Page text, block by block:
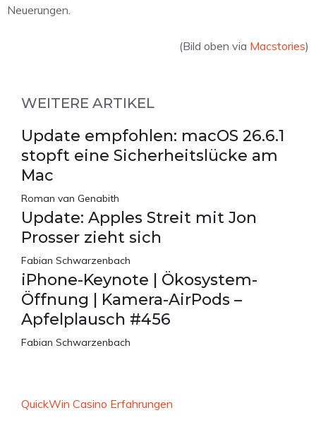
Neuerungen.
(Bild oben via Macstories)
WEITERE ARTIKEL
Update empfohlen: macOS 26.6.1
stopft eine Sicherheitslücke am
Mac
Roman van Genabith
Update: Apples Streit mit Jon
Prosser zieht sich
Fabian Schwarzenbach
iPhone-Keynote | Ökosystem-
Öffnung | Kamera-AirPods –
Apfelplausch #456
Fabian Schwarzenbach
QuickWin Casino Erfahrungen